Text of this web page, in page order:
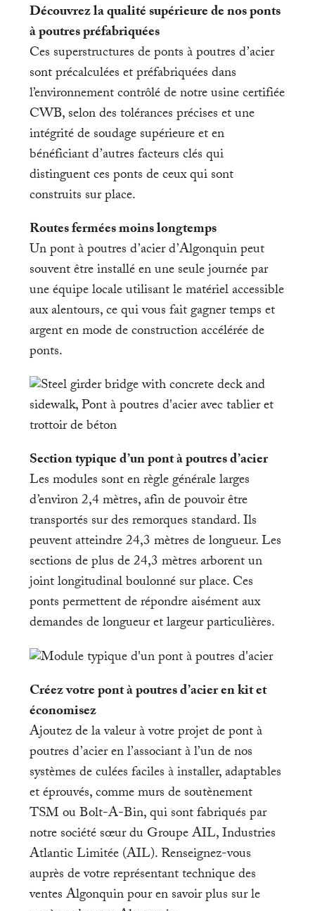
Découvrez la qualité supérieure de nos ponts
à poutres préfabriquées
Ces superstructures de ponts à poutres d’acier
sont précalculées et préfabriquées dans
l’environnement contrôlé de notre usine certifiée
CWB, selon des tolérances précises et une
intégrité de soudage supérieure et en
bénéficiant d’autres facteurs clés qui
distinguent ces ponts de ceux qui sont
construits sur place.
Routes fermées moins longtemps
Un pont à poutres d’acier d’Algonquin peut
souvent être installé en une seule journée par
une équipe locale utilisant le matériel accessible
aux alentours, ce qui vous fait gagner temps et
argent en mode de construction accélérée de
ponts.
Section typique d’un pont à poutres d’acier
Les modules sont en règle générale larges
d’environ 2,4 mètres, afin de pouvoir être
transportés sur des remorques standard. Ils
peuvent atteindre 24,3 mètres de longueur. Les
sections de plus de 24,3 mètres arborent un
joint longitudinal boulonné sur place. Ces
ponts permettent de répondre aisément aux
demandes de longueur et largeur particulières.
Créez votre pont à poutres d’acier en kit et
économisez
Ajoutez de la valeur à votre projet de pont à
poutres d’acier en l’associant à l’un de nos
systèmes de culéesfaciles à installer, adaptables
et éprouvés, commemurs de soutènement
TSM ou Bolt-A-Bin, qui sont fabriqués par
notre société sœur du Groupe AIL, Industries
Atlantic Limitée (AIL). Renseignez-vous
auprès de votre représentant technique des
ventes Algonquin pour en savoir plus sur le